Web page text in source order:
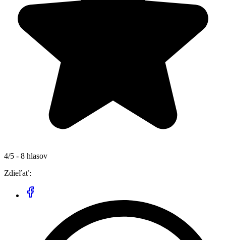
4/5 - 8 hlasov
Zdieľať: